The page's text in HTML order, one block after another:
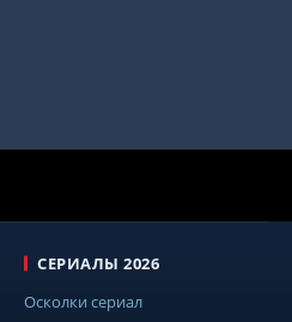
СЕРИАЛЫ 2026
Осколки сериал